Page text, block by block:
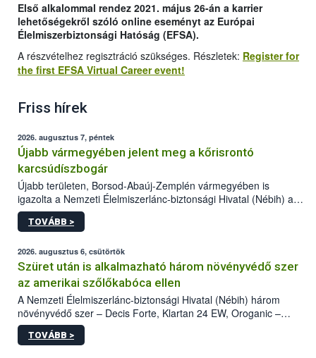
Első alkalommal rendez 2021. május 26-án a karrier
lehetőségekről szóló online eseményt az Európai
Élelmiszerbiztonsági Hatóság (EFSA).
A részvételhez regisztráció szükséges. Részletek: Register for
the first EFSA Virtual Career event!
Friss hírek
2026. augusztus 7, péntek
Újabb vármegyében jelent meg a kőrisrontó
karcsúdíszbogár
Újabb területen, Borsod-Abaúj-Zemplén vármegyében is
igazolta a Nemzeti Élelmiszerlánc-biztonsági Hivatal (Nébih) a
kőrisrontó karcsúdíszbogár (Agrilus planipennis) jelenlétét. A
kártevőt nem csak színcsapdában találták meg, de már fertőzött
az intenzív felderítést, emellett az intézkedéseket a szlovák
hatósággal is összehangolják a terjedés megállítása érdekében.
TOVÁBB >
2026. augusztus 6, csütörtök
Szüret után is alkalmazható három növényvédő szer
az amerikai szőlőkabóca ellen
A Nemzeti Élelmiszerlánc-biztonsági Hivatal (Nébih) három
növényvédő szer – Decis Forte, Klartan 24 EW, Oroganic –
engedélyokiratát módosította, így azok a szüretet követően,
egészen a vesszőérettség (BBCH 91) stádiumáig
TOVÁBB >